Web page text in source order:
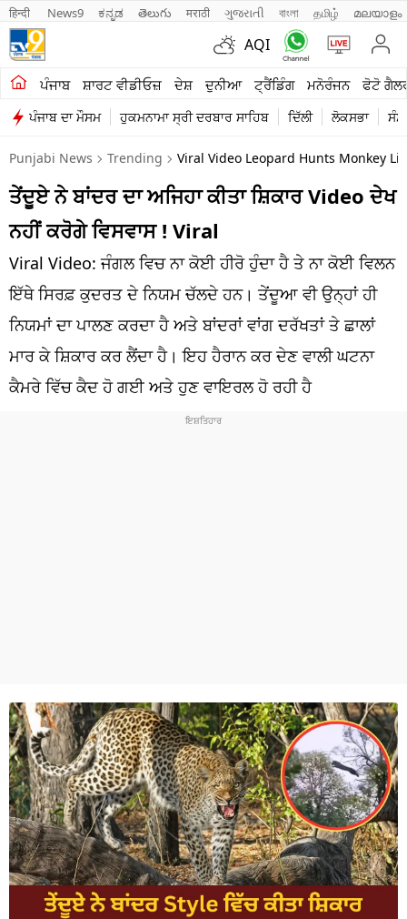
हिन्दी News9 ಕನ್ನಡ తెలుగు मराठी ગુજરાતી বাংলা தமிழ் മലയാളം
AQI
ਪੰਜਾਬ ਸ਼ਾਰਟ ਵੀਡੀਓਜ਼ ਦੇਸ਼ ਦੁਨੀਆ ਟ੍ਰੈਂਡਿੰਗ ਮਨੋਰੰਜਨ ਫੋਟੋ
ਪੰਜਾਬ ਦਾ ਮੌਸਮ ਹੁਕਮਨਾਮਾ ਸ੍ਰੀ ਦਰਬਾਰ ਸਾਹਿਬ ਦਿੱਲੀ ਲੋਕਸਭਾ
ਖੇਤੀਬਾੜੀ
ਸ਼ਾਰਟ ਵੀਡੀਓਜ਼
ਕਾਰੋਬਾਰ
ਕਰਿਅਰ
ਮਨੋਰੰਜਨ
ਦੇਸ਼
ਲਾਈਫ ਸਟਾਈਲ
ਪੰਜਾਬ
Punjabi News Trending Viral Video Leopard Hunts Monkey
ਤੇਂਦੂਏ ਨੇ ਬਾਂਦਰ ਦਾ ਅਜਿਹਾ ਕੀਤਾ ਸ਼ਿਕਾਰ Video ਦੇਖ
ਨਹੀਂ ਕਰੋਗੇ ਵਿਸਵਾਸ ! Viral
Viral Video: ਜੰਗਲ ਵਿਚ ਨਾ ਕੋਈ ਹੀਰੋ ਹੁੰਦਾ ਹੈ ਤੇ ਨਾ ਕੋਈ ਵਿਲਨ
ਇੱਥੇ ਸਿਰਫ਼ ਕੁਦਰਤ ਦੇ ਨਿਯਮ ਚੱਲਦੇ ਹਨ। ਤੇਂਦੂਆ ਵੀ ਉਨ੍ਹਾਂ ਹੀ
ਨਿਯਮਾਂ ਦਾ ਪਾਲਣ ਕਰਦਾ ਹੈ ਅਤੇ ਬਾਂਦਰਾਂ ਵਾਂਗ ਦਰੱਖਤਾਂ ਤੇ ਛਾਲਾਂ
ਮਾਰ ਕੇ ਸ਼ਿਕਾਰ ਕਰ ਲੈਂਦਾ ਹੈ। ਇਹ ਹੈਰਾਨ ਕਰ ਦੇਣ ਵਾਲੀ ਘਟਨਾ
ਕੈਮਰੇ ਵਿੱਚ ਕੈਦ ਹੋ ਗਈ ਅਤੇ ਹੁਣ ਵਾਇਰਲ ਹੋ ਰਹੀ ਹੈ